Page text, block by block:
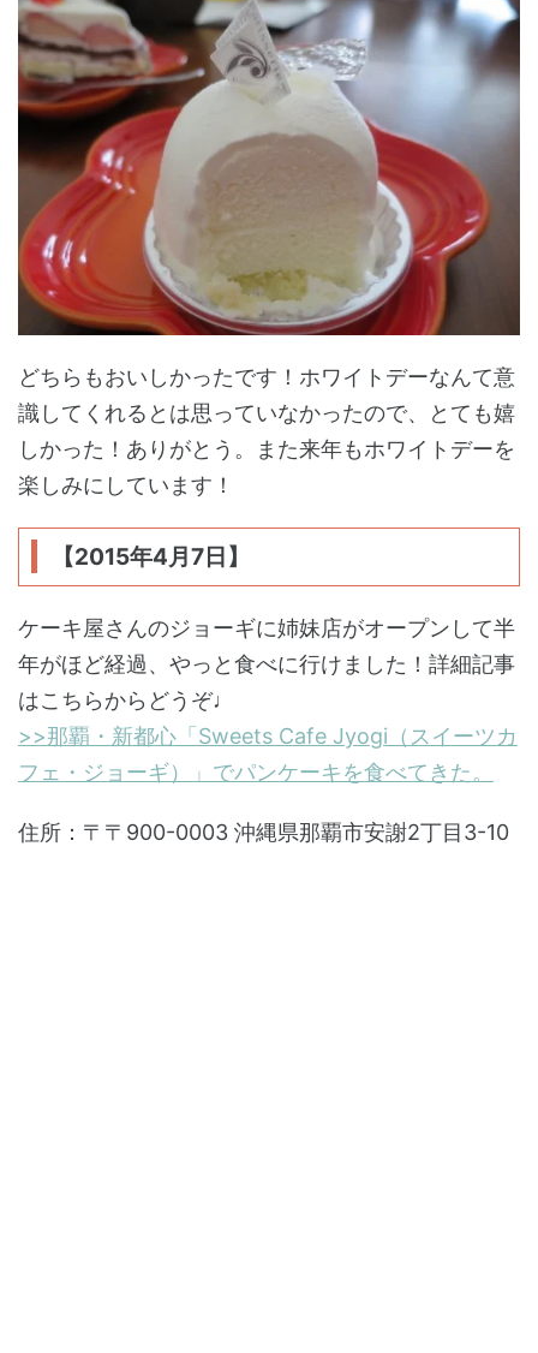
どちらもおいしかったです！ホワイトデーなんて意
識してくれるとは思っていなかったので、とても嬉
しかった！ありがとう。また来年もホワイトデーを
楽しみにしています！
【2015年4月7日】
ケーキ屋さんのジョーギに姉妹店がオープンして半
年がほど経過、やっと食べに行けました！詳細記事
はこちらからどうぞ♩
>>那覇・新都心「Sweets Cafe Jyogi（スイーツカ
フェ・ジョーギ）」でパンケーキを食べてきた。
住所：〒〒900-0003 沖縄県那覇市安謝2丁目3-10